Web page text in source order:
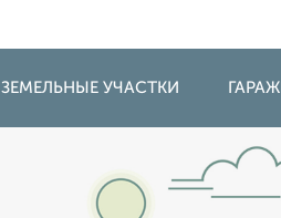
ЗЕМЕЛЬНЫЕ УЧАСТКИ